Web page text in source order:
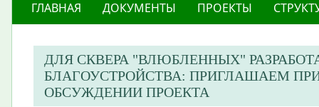
ГЛАВНАЯ ДОКУМЕНТЫ ПРОЕКТЫ
ДЛЯ СКВЕРА "ВЛЮБЛЕННЫХ"
БЛАГОУСТРОЙСТВА: ПРИГЛАШАЕМ
ОБСУЖДЕНИИ ПРОЕКТА